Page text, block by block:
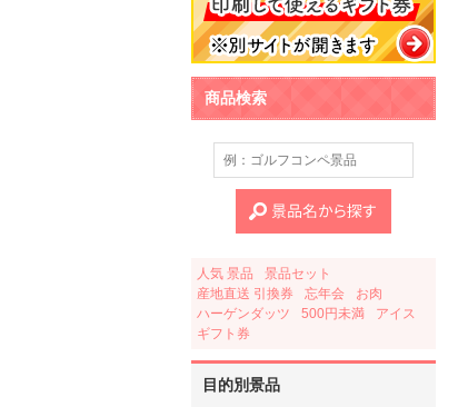
商品検索
人気 景品
景品セット
産地直送 引換券
忘年会
お肉
ハーゲンダッツ
500円未満
アイス
ギフト券
目的別景品